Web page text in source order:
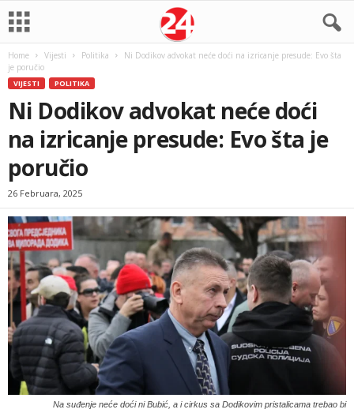
Home Vijesti Politika
Ni Dodikov advokat neće doći na izricanje presude: Evo šta
je poručio
VIJESTI POLITIKA
Ni Dodikov advokat neće doći
na izricanje presude: Evo šta je
poručio
26 Februara, 2025
Na suđenje neće doći ni Bubić, a i cirkus sa Dodikovim pristalicama trebao bi